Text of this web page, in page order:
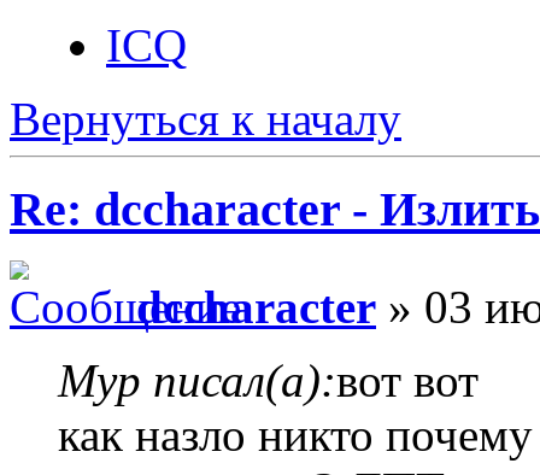
ICQ
Вернуться к началу
Re: dccharacter -
dccharacter » 03
Myp писал(а):вот вот
как назло никто